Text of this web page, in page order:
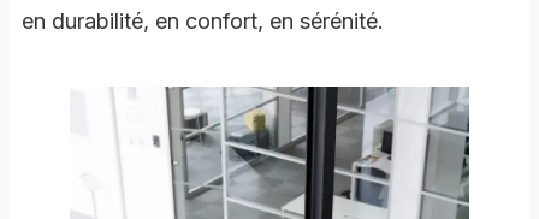
en durabilité, en confort, en sérénité.